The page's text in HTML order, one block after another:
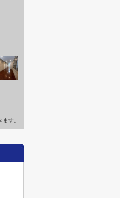
す。